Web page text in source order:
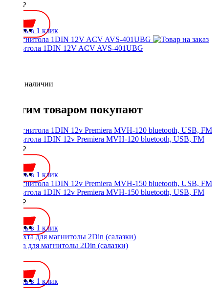
2000 ₽
Купить в 1 клик
Магнитола 1DIN 12V ACV AVS-401UBG
Нет в наличии
С этим товаром покупают
Магнитола 1DIN 12v Premiera MVH-120 bluetooth, USB, FM
2500 ₽
Купить в 1 клик
Магнитола 1DIN 12v Premiera MVH-150 bluetooth, USB, FM
2500 ₽
Купить в 1 клик
Шахта для магнитолы 2Din (салазки)
Купить в 1 клик